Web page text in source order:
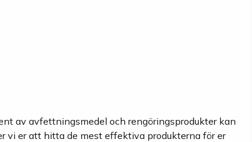
av avfettningsmedel och rengöringsprodukter kan
vi er att hitta de mest effektiva produkterna för er